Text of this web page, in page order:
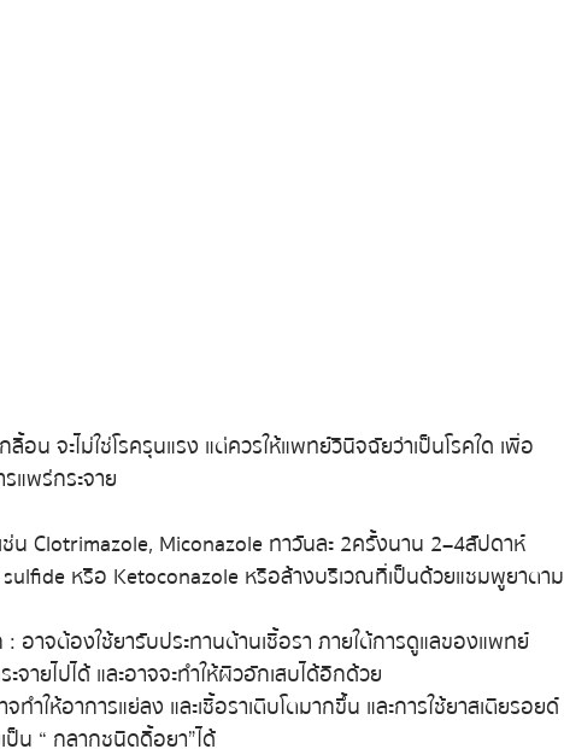
น จะไม่ใช่โรครุนแรง แต่ควรให้แพทย์วินิจฉัยว่าเป็นโรคใด เพื่อ
แพร่กระจาย
น Clotrimazole, Miconazole ทาวันละ 2 ครั้งนาน 2–4 สัปดาห์
หรือ Ketoconazole หรือล้างบริเวณที่เป็นด้วยแชมพูยาตาม
าจต้องใช้ยารับประทานต้านเชื้อรา ภายใต้การดูแลของแพทย์
ะจายไปได้ และอาจจะทำให้ผิวอักเสบได้อีกด้วย
จทำให้อาการแย่ลง และเชื้อราเติบโตมากขึ้น และการใช้ยาสเตียรอยด์
“ กลากชนิดดื้อยา ” ได้